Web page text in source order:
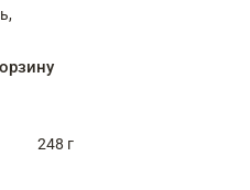
248 г